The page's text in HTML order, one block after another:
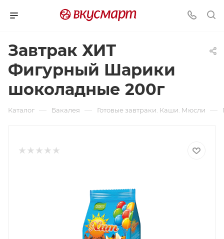
Завтрак ХИТ
Фигурный Шарики
шоколадные 200г
Каталог — Бакалея — Готовые завтраки. Каши. Мюсли —